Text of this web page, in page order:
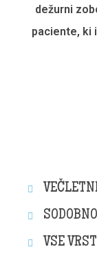
dežurni
paciente, ki
VSE